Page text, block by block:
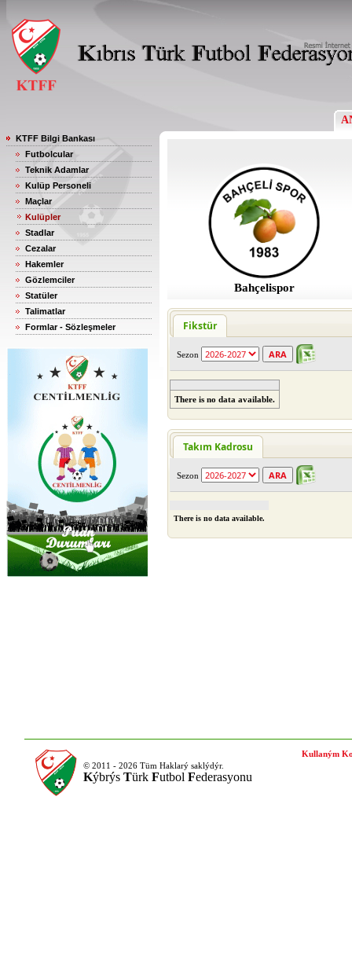
KTFF Bilgi Bankası
Futbolcular
Teknik Adamlar
Kulüp Personeli
Maçlar
Kulüpler
Stadlar
Cezalar
Hakemler
Gözlemciler
Statüler
Talimatlar
Formlar - Sözleşmeler
Bahçelispor
Fikstür
Sezon
There is no data available.
Takım Kadrosu
Sezon
There is no data available.
© 2011 - 2026 Tüm Haklarý saklýdýr.
Kýbrýs Türk Futbol Federasyonu
Kullaným